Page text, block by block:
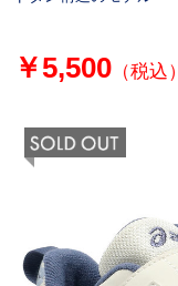
￥5,500（税込）